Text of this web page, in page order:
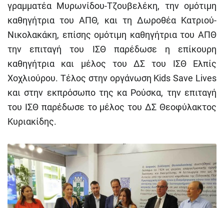
γραμματέα Μυρωνίδου-Τζουβελέκη, την ομότιμη
καθηγήτρια του ΑΠΘ, και τη Δωροθέα Κατριού-
Νικολακάκη, επίσης ομότιμη καθηγήτρια του ΑΠΘ
την επιταγή του ΙΣΘ παρέδωσε η επίκουρη
καθηγήτρια και μέλος του ΔΣ του ΙΣΘ Ελπίς
Χοχλιούρου. Τέλος στην οργάνωση Kids Save Lives
και στην εκπρόσωπο της κα Ρούσκα, την επιταγή
του ΙΣΘ παρέδωσε το μέλος του ΔΣ Θεοφύλακτος
Κυριακίδης.